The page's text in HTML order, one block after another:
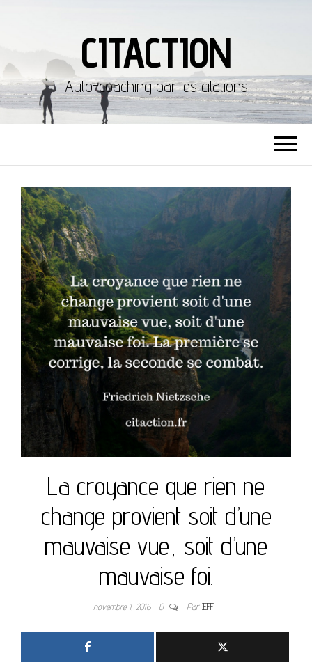
CITACTION
Auto-coaching par les citations
La croyance que rien ne
change provient soit d’une
mauvaise vue, soit d’une
mauvaise foi.
novembre 1, 2016 0 ParJEFF